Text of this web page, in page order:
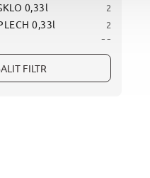
0,33l 2
0,33l 2
55
25
9
FILTR